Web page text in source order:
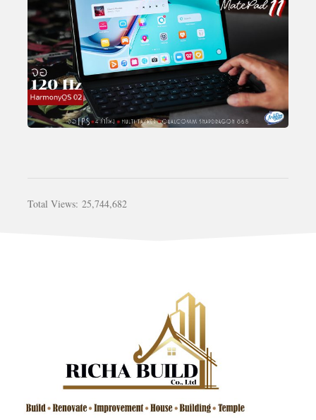
Total Views: 25,744,682